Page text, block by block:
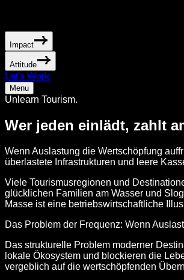
Impact
Attitude
Let's Work
Menu
Unlearn Tourism.
Wer jeden einlädt, zahlt
Wenn Auslastung die Wertschöpfung
überlastete Infrastrukturen und leere
Viele Tourismusregionen und
glücklichen Familien am Wasser und
Masse ist eine betriebswirtschaftliche
Das Problem der Frequenz: Wenn
Das strukturelle Problem moderner
lokale Ökosystem und blockieren die
vergeblich auf die wertschöpfenden